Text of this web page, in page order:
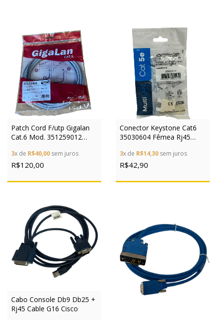
Patch Cord F/utp Gigalan
Cat.6 Mod. 351259012
3x de R$40,00 sem juros
R$120,00
Conector Keystone Cat6
35030604 Fêmea Rj45
3x de R$14,30 sem juros
R$42,90
Cabo Console Db9 Db25 +
Rj45 Cable G16 Cisco